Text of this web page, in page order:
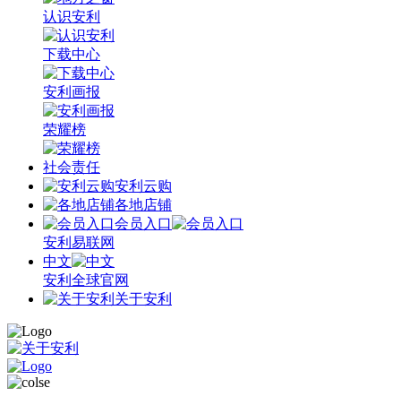
认识安利
下载中心
安利画报
荣耀榜
社会责任
安利云购
各地店铺
会员入口
安利易联网
中文
安利全球官网
关于安利